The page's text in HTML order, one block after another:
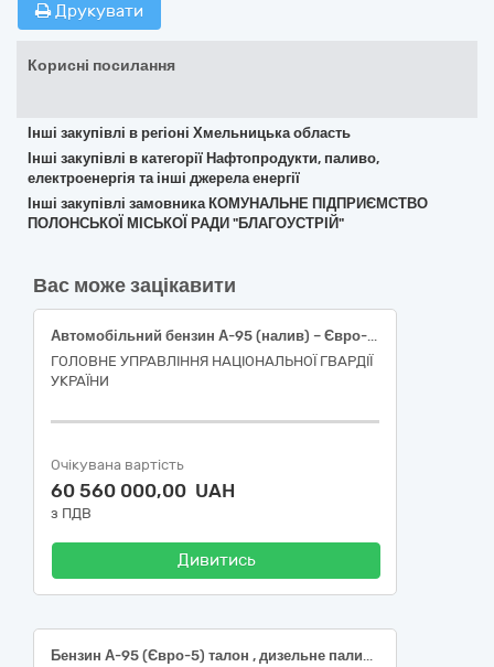
Друкувати
Корисні посилання
Інші закупівлі в регіоні Хмельницька область
Інші закупівлі в категорії Нафтопродукти, паливо,
електроенергія та інші джерела енергії
Інші закупівлі замовника КОМУНАЛЬНЕ ПІДПРИЄМСТВО
ПОЛОНСЬКОЇ МІСЬКОЇ РАДИ "БЛАГОУСТРІЙ"
Вас може зацікавити
Автомобільний бензин А-95 (налив) – Євро-5 – Е5 (Е0)
ГОЛОВНЕ УПРАВЛІННЯ НАЦІОНАЛЬНОЇ ГВАРДІЇ
УКРАЇНИ
Очікувана вартість
60 560 000,00 UAH
з ПДВ
Дивитись
Бензин А-95 (Євро-5) талон , дизельне паливо (Євро-5) талон.